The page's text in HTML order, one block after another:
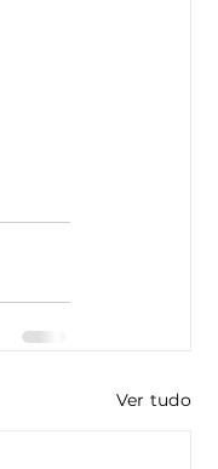
Ver tudo